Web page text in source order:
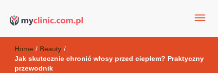
Kosmetyki antyoksydacyjne
Home / Beauty /
Jak skutecznie chronić włosy przed ciepłem? Praktyczny
przewodnik